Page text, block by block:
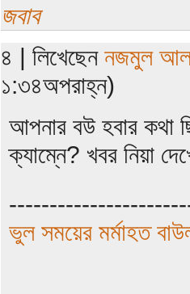
জবাব
৪ | লিখেছেন নজমুল
১:৩৪অপরাহ্ন)
আপনার বউ হবার কথা
ক্যাম্নে? খবর নিয়া
ভুল সময়ের মর্মাহত